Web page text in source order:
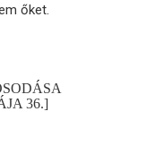
őket.
36.]